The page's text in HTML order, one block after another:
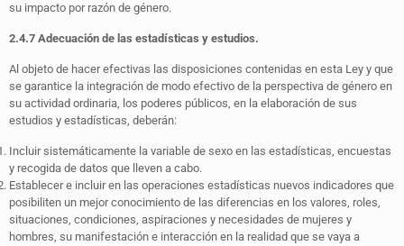
su impacto por razón de género.
2.4.7 Adecuación de las estadísticas y estudios.
Al objeto de hacer efectivas las disposiciones contenidas en esta Ley y que
se garantice la integración de modo efectivo de la perspectiva de género en
su actividad ordinaria, los poderes públicos, en la elaboración de sus
estudios y estadísticas, deberán:
Incluir sistemáticamente la variable de sexo en las estadísticas, encuestas
y recogida de datos que lleven a cabo.
Establecer e incluir en las operaciones estadísticas nuevos indicadores que
posibiliten un mejor conocimiento de las diferencias en los valores, roles,
situaciones, condiciones, aspiraciones y necesidades de mujeres y
hombres, su manifestación e interacción en la realidad que se vaya a